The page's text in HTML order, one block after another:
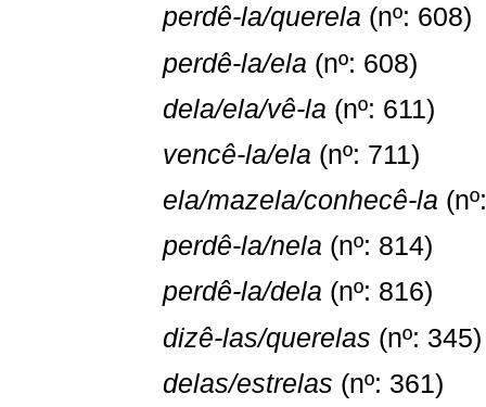
perdê-la/querela (nº: 608)
perdê-la/ela (nº: 608)
dela/ela/vê-la (nº: 611)
vencê-la/ela (nº: 711)
ela/mazela/conhecê-la
perdê-la/nela (nº: 814)
perdê-la/dela (nº: 816)
dizê-las/querelas (nº: 345)
delas/estrelas (nº: 361)